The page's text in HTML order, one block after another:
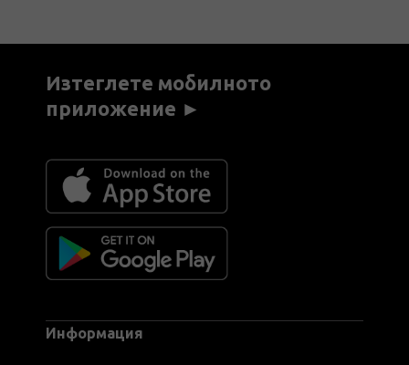
Изтеглете мобилното
приложение ►
Информация